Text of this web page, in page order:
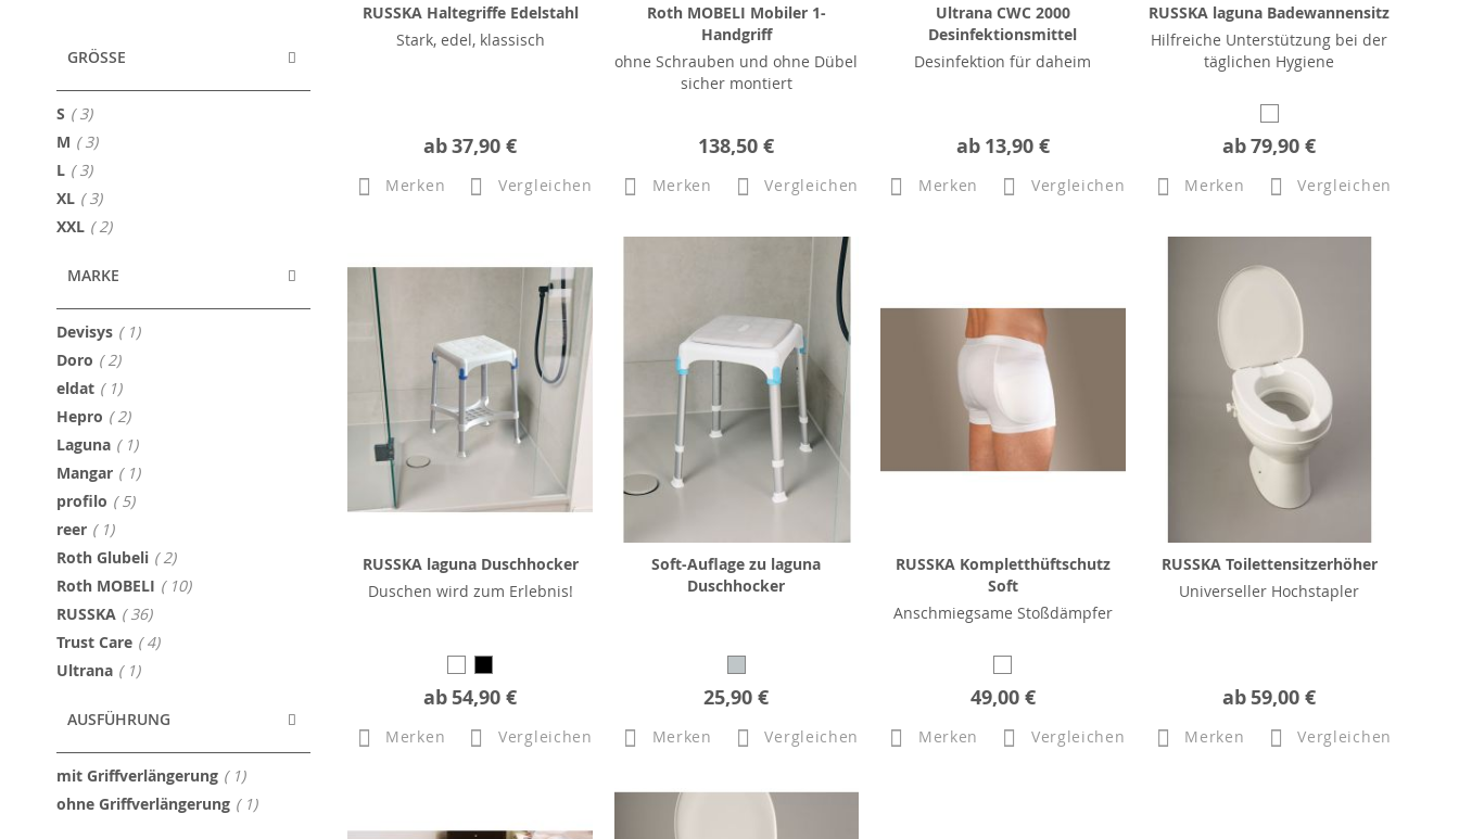
RUSSKA Haltegriffe Edelstahl
Stark, edel, klassisch
ab37,90 €
Merken Vergleichen
Roth MOBELI Mobiler 1-
Handgriff
ohne Schrauben und ohne Dübel
sicher montiert
138,50 €
Merken Vergleichen
Ultrana CWC 2000
Desinfektionsmittel
Desinfektion für daheim
ab 13,90 €
Merken Vergleichen
RUSSKA laguna Badewannensitz
Hilfreiche Unterstützung bei der
täglichen Hygiene
ab79,90 €
Merken Vergleichen
RUSSKA laguna Duschhocker
Duschen wird zum Erlebnis!
ab 54,90 €
Merken Vergleichen
Soft-Auflage zu laguna
Duschhocker
25,90 €
Merken Vergleichen
RUSSKA Kompletthüftschutz
Soft
Anschmiegsame Stoßdämpfer
49,00 €
Merken Vergleichen
RUSSKA Toilettensitzerhöher
Universeller Hochstapler
ab 59,00 €
Merken Vergleichen
GRÖSSE
S 3Artikel
M 3Artikel
L 3Artikel
XL 3Artikel
XXL 2Artikel
MARKE
Devisys 1Artikel
Doro 2Artikel
eldat 1Artikel
Hepro 2Artikel
Laguna 1Artikel
Mangar 1Artikel
profilo 5Artikel
reer 1Artikel
Roth Glubeli 2Artikel
Roth MOBELI 10Artikel
RUSSKA 36Artikel
Trust Care 4Artikel
Ultrana 1Artikel
AUSFÜHRUNG
mit Griffverlängerung 1Artikel
ohne Griffverlängerung 1Artikel